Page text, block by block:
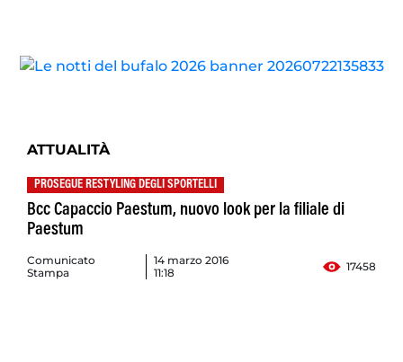
ATTUALITÀ
PROSEGUE RESTYLING DEGLI SPORTELLI
Bcc Capaccio Paestum, nuovo look per la filiale di
Paestum
Comunicato
Stampa
14 marzo 2016
11:18
17458